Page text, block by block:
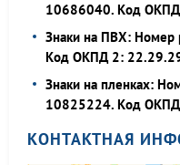
10686040. Код
Знаки на ПВХ: Номер
Код ОКПД 2:
Знаки на пленках:
10825224. Код
КОНТАКТНАЯ